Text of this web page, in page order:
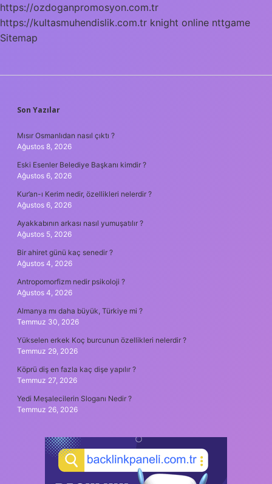
https://ozdoganpromosyon.com.tr
https://kultasmuhendislik.com.tr knight online nttgame
Sitemap
SIDEBAR
Son Yazılar
Mısır Osmanlıdan nasıl çıktı ?
Ağustos 8, 2026
Eski Esenler Belediye Başkanı kimdir ?
Ağustos 6, 2026
Kur’an-ı Kerim nedir, özellikleri nelerdir ?
Ağustos 6, 2026
Ayakkabının arkası nasıl yumuşatılır ?
Ağustos 5, 2026
Bir ahiret günü kaç senedir ?
Ağustos 4, 2026
Antropomorfizm nedir psikoloji ?
Ağustos 4, 2026
Almanya mı daha büyük, Türkiye mi ?
Temmuz 30, 2026
Yükselen erkek Koç burcunun özellikleri nelerdir ?
Temmuz 29, 2026
Köprü diş en fazla kaç dişe yapılır ?
Temmuz 27, 2026
Yedi Meşalecilerin Sloganı Nedir ?
Temmuz 26, 2026